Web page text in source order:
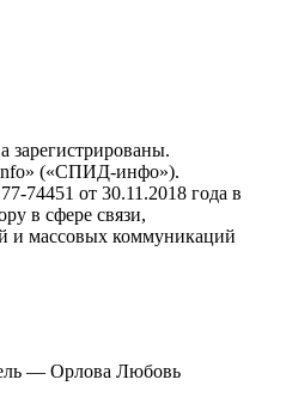
info» («СПИД-инфо»).
74451 от 30.11.2018 года в
в сфере связи,
и массовых коммуникаций
— Орлова Любовь